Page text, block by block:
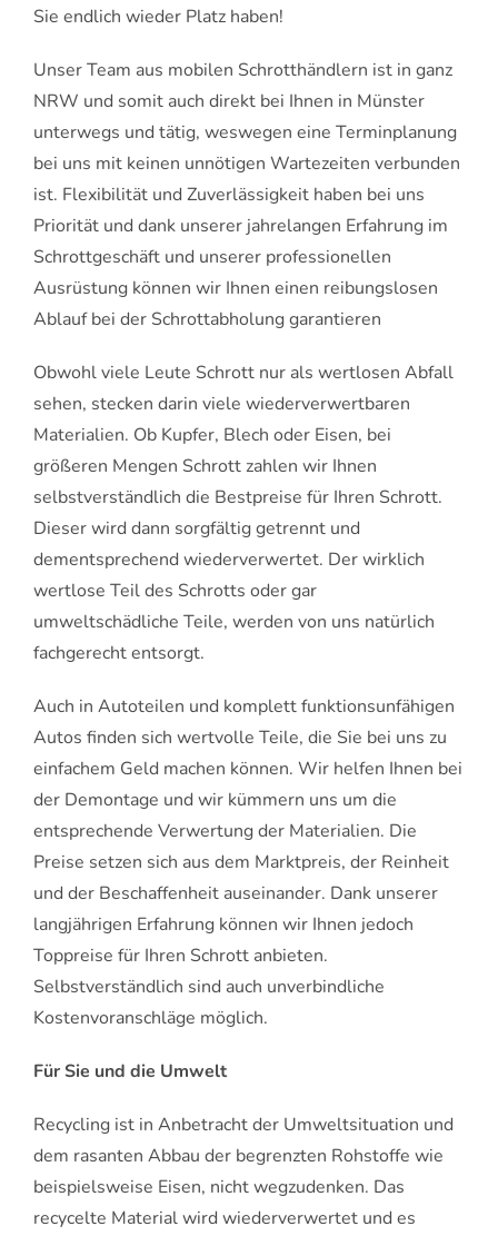
Sie endlich wieder Platz haben!
Unser Team aus mobilen Schrotthändlern ist in ganz
NRW und somit auch direkt bei Ihnen in Münster
unterwegs und tätig, weswegen eine Terminplanung
bei uns mit keinen unnötigen Wartezeiten verbunden
ist. Flexibilität und Zuverlässigkeit haben bei uns
Priorität und dank unserer jahrelangen Erfahrung im
Schrottgeschäft und unserer professionellen
Ausrüstung können wir Ihnen einen reibungslosen
Ablauf bei der Schrottabholung garantieren
Obwohl viele Leute Schrott nur als wertlosen Abfall
sehen, stecken darin viele wiederverwertbaren
Materialien. Ob Kupfer, Blech oder Eisen, bei
größeren Mengen Schrott zahlen wir Ihnen
selbstverständlich die Bestpreise für Ihren Schrott.
Dieser wird dann sorgfältig getrennt und
dementsprechend wiederverwertet. Der wirklich
wertlose Teil des Schrotts oder gar
umweltschädliche Teile, werden von uns natürlich
fachgerecht entsorgt.
Auch in Autoteilen und komplett funktionsunfähigen
Autos finden sich wertvolle Teile, die Sie bei uns zu
einfachem Geld machen können. Wir helfen Ihnen bei
der Demontage und wir kümmern uns um die
entsprechende Verwertung der Materialien. Die
Preise setzen sich aus dem Marktpreis, der Reinheit
und der Beschaffenheit auseinander. Dank unserer
langjährigen Erfahrung können wir Ihnen jedoch
Toppreise für Ihren Schrott anbieten.
Selbstverständlich sind auch unverbindliche
Kostenvoranschläge möglich.
Für Sie und die Umwelt
Recycling ist in Anbetracht der Umweltsituation und
dem rasanten Abbau der begrenzten Rohstoffe wie
beispielsweise Eisen, nicht wegzudenken. Das
recycelte Material wird wiederverwertet und es